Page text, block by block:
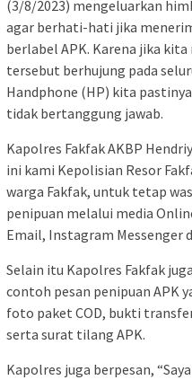
(3/8/2023) mengeluarkan
agar berhati-hati jika
berlabel APK. Karena jika
tersebut berhujung pada
Handphone (HP) kita
tidak bertanggung jawab.
Kapolres Fakfak AKBP
ini kami Kepolisian Resor
warga Fakfak, untuk tetap
penipuan melalui media
Email, Instagram Messenger
Selain itu Kapolres Fakfak
contoh pesan penipuan APK
foto paket COD, bukti
serta surat tilang APK.
Kapolres juga berpesan,